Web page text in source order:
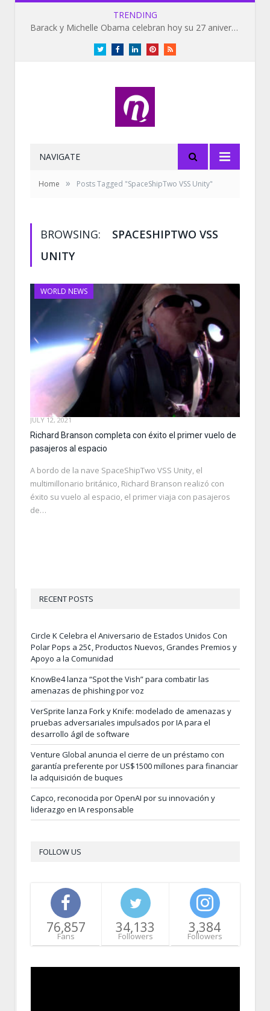
TRENDING
Barack y Michelle Obama celebran hoy su 27 aniversario de bodas
TwitterFacebookLinkedInPinterestRSS
NAVIGATE
Home » Posts Tagged "SpaceShipTwo VSS Unity"
BROWSING:
SPACESHIPTWO VSS
UNITY
WORLD NEWS
JULY 12, 2021
Richard Branson completa con éxito el primer vuelo de
pasajeros al espacio
A bordo de la nave SpaceShipTwo VSS Unity, el
multimillonario británico, Richard Branson realizó con
éxito su vuelo al espacio, el primer viaja con pasajeros
de…
RECENT POSTS
Circle K Celebra el Aniversario de Estados Unidos Con
Polar Pops a 25¢, Productos Nuevos, Grandes Premios y
Apoyo a la Comunidad
KnowBe4 lanza “Spot the Vish” para combatir las
amenazas de phishing por voz
VerSprite lanza Fork y Knife: modelado de amenazas y
pruebas adversariales impulsados por IA para el
desarrollo ágil de software
Venture Global anuncia el cierre de un préstamo con
garantía preferente por US$1500 millones para financiar
la adquisición de buques
Capco, reconocida por OpenAI por su innovación y
liderazgo en IA responsable
FOLLOW US
76,857
Fans
34,133
Followers
3,384
Followers